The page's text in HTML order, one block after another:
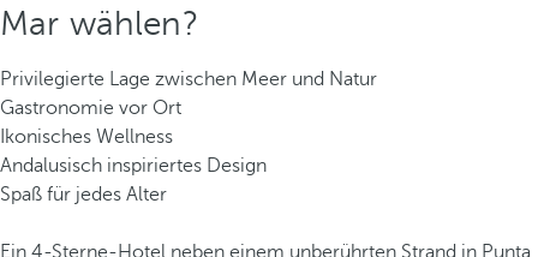
Mar wählen?
Privilegierte Lage zwischen Meer und Natur
Gastronomie vor Ort
Ikonisches Wellness
Andalusisch inspiriertes Design
Spaß für jedes Alter
Ein 4-Sterne-Hotel neben einem unberührten Strand in Punta